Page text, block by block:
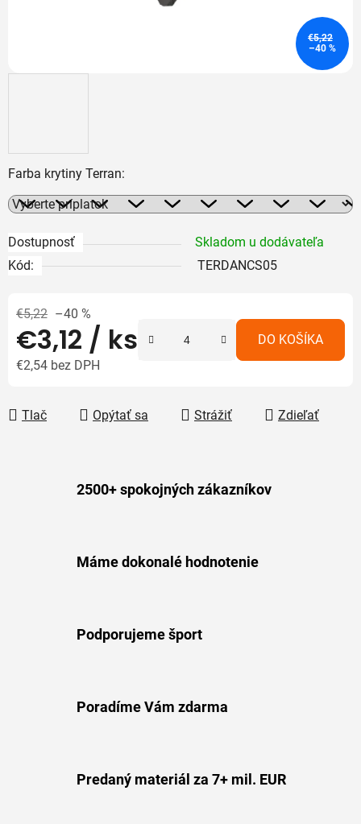
Farba krytiny Terran:
Dostupnosť
Skladom u dodávateľa
Kód:
TERDANCS05
€5,22 –40 %
€3,12 / ks
€2,54 bez DPH
DO KOŠÍKA
Tlač Opýtať sa Strážiť Zdieľať
€5,22
–40 %
2500+ spokojných zákazníkov
Máme dokonalé hodnotenie
Podporujeme šport
Poradíme Vám zdarma
Predaný materiál za 7+ mil. EUR